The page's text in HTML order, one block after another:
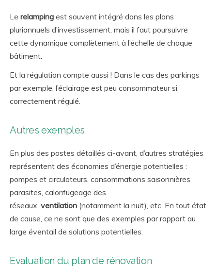
Le relamping est souvent intégré dans les plans
pluriannuels d’investissement, mais il faut poursuivre
cette dynamique complètement à l’échelle de chaque
bâtiment.
Et la régulation compte aussi ! Dans le cas des parkings
par exemple, l’éclairage est peu consommateur si
correctement régulé.
Autres exemples
En plus des postes détaillés ci-avant, d’autres stratégies
représentent des économies d’énergie potentielles :
pompes et circulateurs, consommations saisonnières
parasites, calorifugeage des
réseaux, ventilation (notamment la nuit), etc. En tout état
de cause, ce ne sont que des exemples par rapport au
large éventail de solutions potentielles.
Evaluation du plan de rénovation